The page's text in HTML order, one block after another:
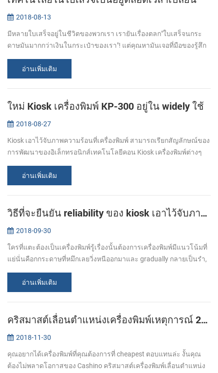
2018-08-13
มีหลายใบเสร็จอยู่ในชีวิตของพวกเรา เรายันเรื่องตลก"ใบเสร็จนกระ
ดาษมันมากกว่าเงินในกระเป๋าของเรา"! แต่คุณหามันเจอที่มือของรู้สึก
อีกคนตั๋วรู้ส...
อ่านเพิ่มเติม
ใหม่ Kiosk เครื่องพิมพ์ KP-300 อยู่ใน widely ใช้
2018-08-27
Kiosk เอาไว้จับภาพความร้อนที่เครื่องพิมพ์ สามารถเรียกสัญลักษณ์ของ
การพัฒนาของอิเล็กทรอนิกส์เทคโนโลยีคอน Kiosk เครื่องพิมพ์ต่างๆ
เอทีเอ็มก...
อ่านเพิ่มเติม
วิธีที่จะยืนยัน reliability ของ kiosk เอาไว้จับภาพความร้อนที่เครื่องพิมพ์?
2018-09-30
ใครที่แตะต้องเป็นเครื่องพิมพ์รู้เรื่องนั้นต้องการเครื่องพิมพ์มีแนวโน้มที่
แย่นั่นคือกกระดาษที่หมึกเลยวิ่งหนีออกมาและ gradually กลายเป็นรำ,
อ่านเพิ่มเติม
คริสมาสต์เลื่อนตำแหน่งเครื่องพิมพ์เหตุการณ์ 2018
2018-11-30
คุณอยากได้เครื่องพิมพ์ที่คุณต้องการที่ cheapest ตอบแทนล่ะ งั้นคุณ
ต้องไม่พลาดโอกาสของ Cashino คริสมาสต์เครื่องพิมพ์เลื่อนตำแหน่ง